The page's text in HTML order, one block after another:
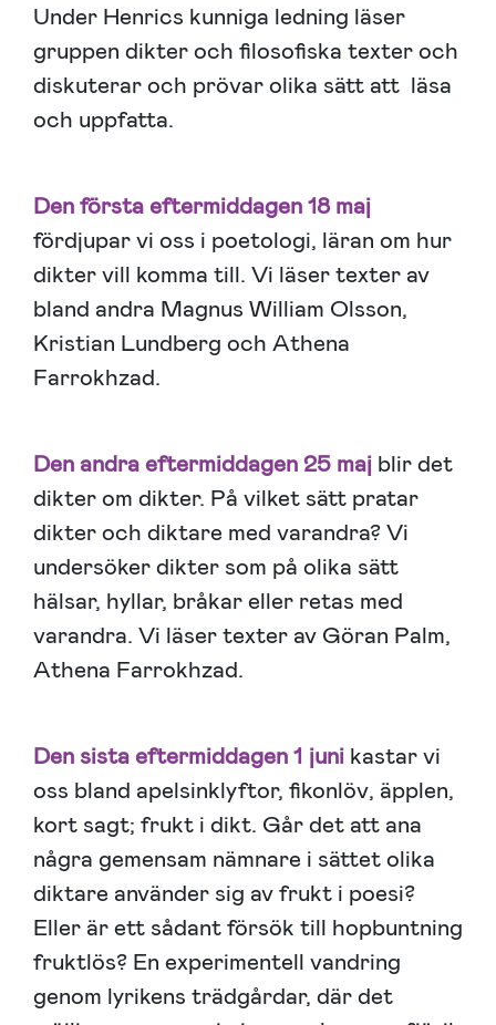
Under Henrics kunniga ledning läser
gruppen dikter och filosofiska texter och
diskuterar och prövar olika sätt att läsa
och uppfatta.
Den första eftermiddagen 18 maj
fördjupar vi oss i poetologi, läran om hur
dikter vill komma till. Vi läser texter av
bland andra Magnus William Olsson,
Kristian Lundberg och Athena
Farrokhzad.
Den andra eftermiddagen 25 maj blir det
dikter om dikter. På vilket sätt pratar
dikter och diktare med varandra? Vi
undersöker dikter som på olika sätt
hälsar, hyllar, bråkar eller retas med
varandra. Vi läser texter av Göran Palm,
Athena Farrokhzad.
Den sista eftermiddagen 1 juni kastar vi
oss bland apelsinklyftor, fikonlöv, äpplen,
kort sagt; frukt i dikt. Går det att ana
några gemensam nämnare i sättet olika
diktare använder sig av frukt i poesi?
Eller är ett sådant försök till hopbuntning
fruktlös? En experimentell vandring
genom lyrikens trädgårdar, där det